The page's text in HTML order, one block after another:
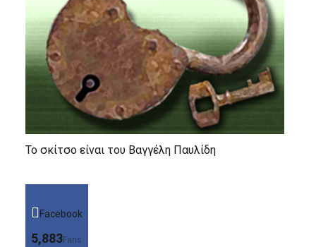
Το σκίτσο είναι του Βαγγέλη Παυλίδη
Facebook
5,883Fans